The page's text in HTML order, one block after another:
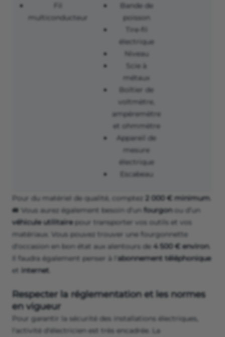
multiconducteur
Bande de
poisson
Tire-fil
électrique
Niveau
Scie à
métaux
Boîtier de
voltmètre,
ampèremètre
et ohmmètre
Appareil de
mesure
électrique
Escabeau
Pour du matériel de qualité, comptez 2 000 € minimum
🚐 Vous aurez également besoin d’un fourgon ou d’un
véhicule utilitairepour transporter vos outils et vos
matériaux. Vous pouvez trouver une fourgonnette
d'occasion en bon état aux alentours de 4 500 € environ.
Il faudra également penser à l' abonnement téléphonique
et internet
Respecter la réglementation et les normes
en vigueur
Pour garantir la sécurité des installations électriques,
l'activité d'électricien est très encadrée. La